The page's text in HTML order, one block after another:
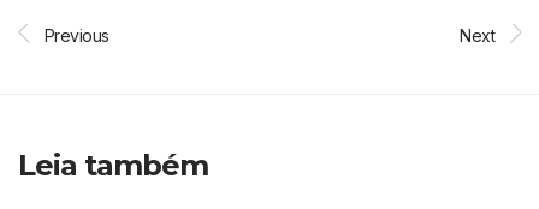
Previous Next
Leia também